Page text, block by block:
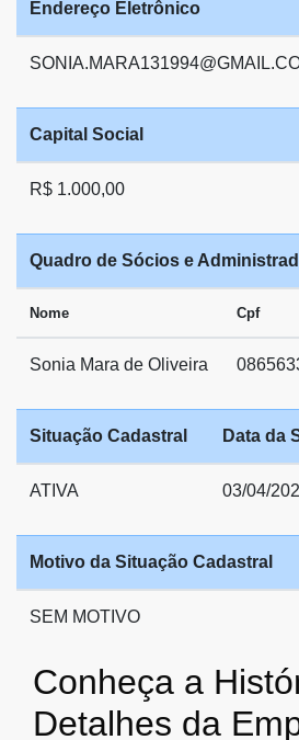
Endereço Eletrônico
Capital Social
R$ 1.000,00
Quadro de Sócios e
Nome Cpf
Sonia Mara de Oliveira
Situação Cadastral Data da
ATIVA 03/04/
Motivo da Situação Cadastral
SEM MOTIVO
Conheça a
Detalhes da